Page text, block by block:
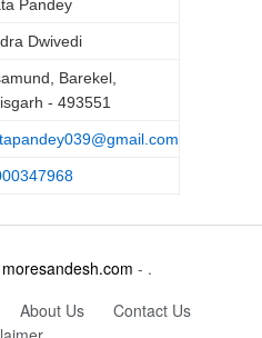
Pandey
Dwivedi
Barekel,
- 493551
moresandesh.com - .
About Us
Contact Us